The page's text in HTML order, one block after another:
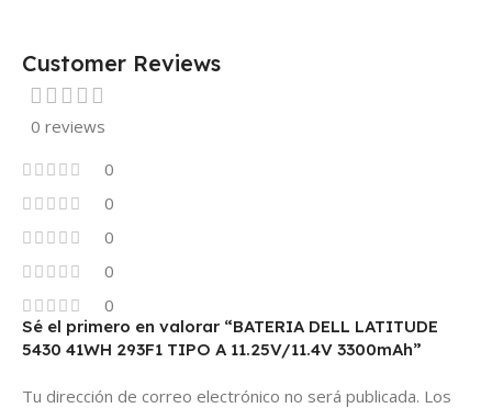
Customer Reviews
0 reviews
0
0
0
0
0
Sé el primero en valorar “BATERIA DELL LATITUDE
5430 41WH 293F1 TIPO A 11.25V/11.4V 3300mAh”
Tu dirección de correo electrónico no será publicada. Los